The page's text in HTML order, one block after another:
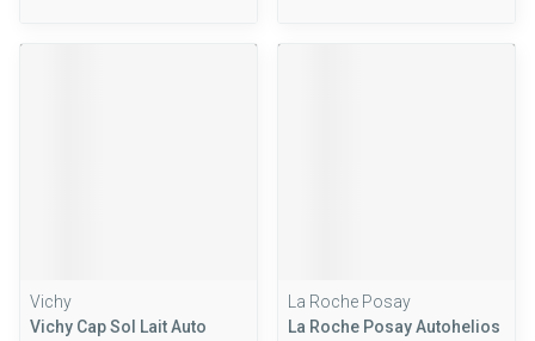
Vichy
Vichy Cap Sol Lait Auto
La Roche Posay
La Roche Posay Autohelios